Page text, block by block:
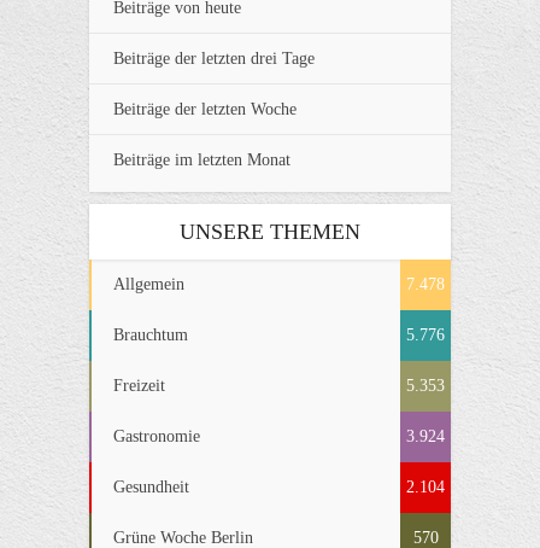
Beiträge von heute
Beiträge der letzten drei Tage
Beiträge der letzten Woche
Beiträge im letzten Monat
UNSERE THEMEN
Allgemein 7.478
Brauchtum 5.776
Freizeit 5.353
Gastronomie 3.924
Gesundheit 2.104
Grüne Woche Berlin 570